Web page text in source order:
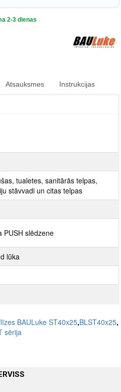
2-3 dienas
Atsauksmes Instrukcijas
tualetes, sanitārās telpas,
stāvvadi un citas telpas
PUSH slēdzene
lūka
BAULuke ST40x25,BLST40x25,
sērija